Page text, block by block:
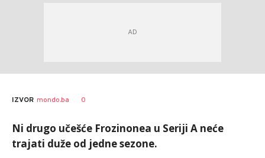
IZVOR mondo.ba 0
Ni drugo učešće Frozinonea u Seriji A neće
trajati duže od jedne sezone.